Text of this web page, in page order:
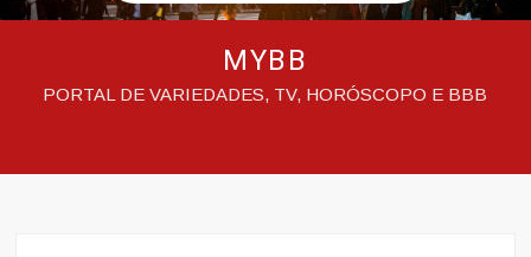
MYBB
PORTAL DE VARIEDADES, TV, HORÓSCOPO E BBB